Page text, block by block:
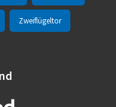
Zweiflügeltor